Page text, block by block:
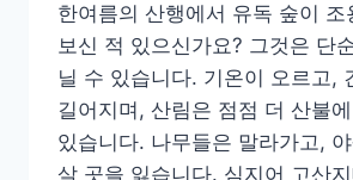
한여름의 산행에서 유독 숲이 조
보신 적 있으신가요? 그것은 단
닐 수 있습니다. 기온이 오르고,
길어지며, 산림은 점점 더 산불
있습니다. 나무들은 말라가고,
살 곳을 잃습니다. 심지어 고산